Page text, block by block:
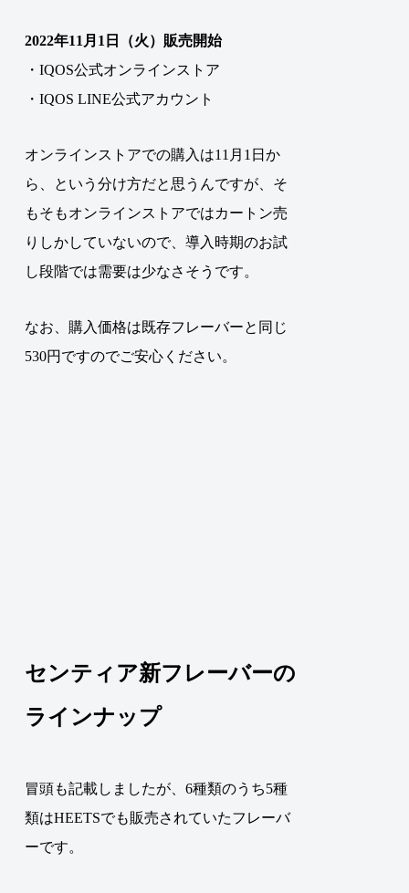
2022年11月1日（火）販売開始
・IQOS公式オンラインストア
・IQOS LINE公式アカウント
オンラインストアでの購入は11月1日か
ら、という分け方だと思うんですが、そ
もそもオンラインストアではカートン売
りしかしていないので、導入時期のお試
し段階では需要は少なさそうです。
なお、購入価格は既存フレーバーと同じ
530円ですのでご安心ください。
センティア新フレーバーの
ラインナップ
冒頭も記載しましたが、6種類のうち5種
類はHEETSでも販売されていたフレーバ
ーです。